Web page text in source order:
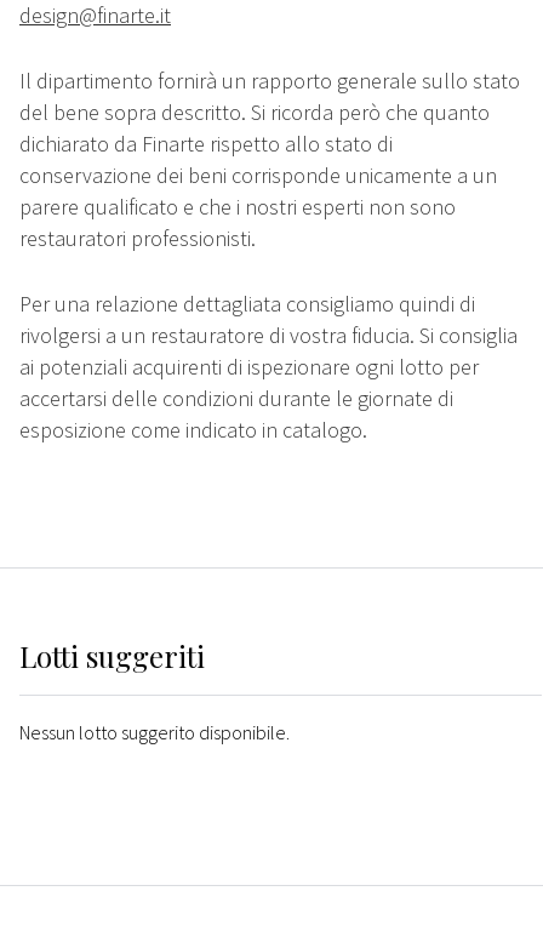
design@finarte.it
Il dipartimento fornirà un rapporto generale sullo stato
del bene sopra descritto. Si ricorda però che quanto
dichiarato da Finarte rispetto allo stato di
conservazione dei beni corrisponde unicamente a un
parere qualificato e che i nostri esperti non sono
restauratori professionisti.
Per una relazione dettagliata consigliamo quindi di
rivolgersi a un restauratore di vostra fiducia. Si consiglia
ai potenziali acquirenti di ispezionare ogni lotto per
accertarsi delle condizioni durante le giornate di
esposizione come indicato in catalogo.
Lotti suggeriti
Nessun lotto suggerito disponibile.